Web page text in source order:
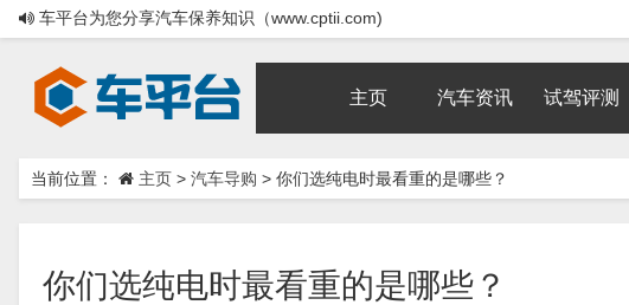
车平台为您分享汽车保养知识（www.cptii.com)
主页 汽车资讯 试驾评测
当前位置： 主页 > 汽车导购 > 你们选纯电时最看重的是哪些？
你们选纯电时最看重的是哪些？